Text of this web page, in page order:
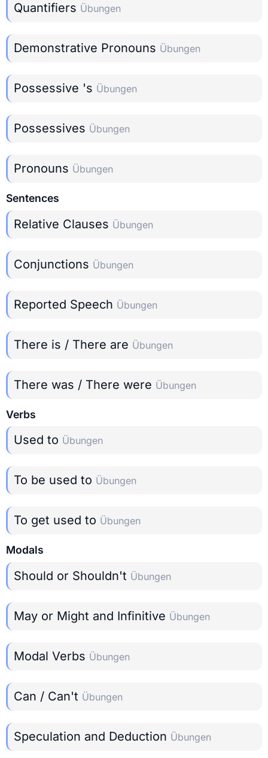
Quantifiers Übungen
Demonstrative Pronouns Übungen
Possessive 's Übungen
Possessives Übungen
Pronouns Übungen
Sentences
Relative Clauses Übungen
Conjunctions Übungen
Reported Speech Übungen
There is / There are Übungen
There was / There were Übungen
Verbs
Used to Übungen
To be used to Übungen
To get used to Übungen
Modals
Should or Shouldn't Übungen
May or Might and Infinitive Übungen
Modal Verbs Übungen
Can / Can't Übungen
Speculation and Deduction Übungen